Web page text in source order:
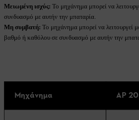
Μειωμένη ισχύς: Το μηχάνημα μπορεί να
συνδυασμό με αυτήν την μπαταρία.
Μη συμβατή: Το μηχάνημα μπορεί να λειτουργεί
βαθμό ή καθόλου σε συνδυασμό με αυτήν την
Μηχάνημα AP 20